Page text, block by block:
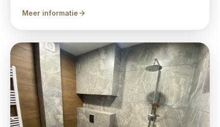
Meer informatie